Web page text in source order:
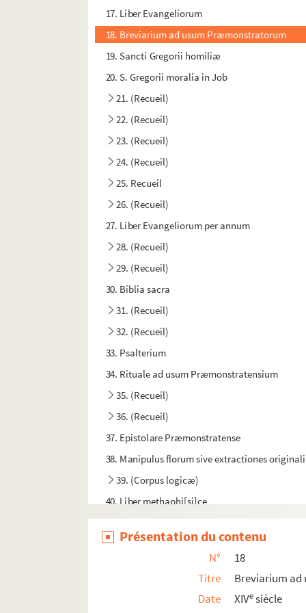
17. Liber Evangeliorum
18. Breviarium ad usum Præmonstratorum
19. Sancti Gregorii homiliæ
20. S. Gregorii moralia in Job
21. (Recueil)
22. (Recueil)
23. (Recueil)
24. (Recueil)
25. Recueil
26. (Recueil)
27. Liber Evangeliorum per annum
28. (Recueil)
29. (Recueil)
30. Biblia sacra
31. (Recueil)
32. (Recueil)
33. Psalterium
34. Rituale ad usum Præmonstratensium
35. (Recueil)
36. (Recueil)
37. Epistolare Præmonstratense
38. Manipulus florum sive extractiones
39. (Corpus logicæ)
40. Liber methaphi[si]ce
41. Petri Rigæ aurora
42. Breviarium ad usum Præmonstratensium
43. Juliani Toletani de futuro sæculo libri III
45. Novum Testamentum
Présentation du contenu
N°
18
Titre
Breviarium
Date
XIVesiècle